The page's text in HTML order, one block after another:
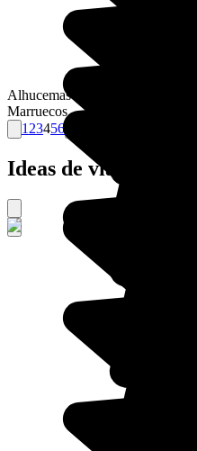
Alhucemas es un puerto muy
Marruecos.
1 23456
Ideas de viajes